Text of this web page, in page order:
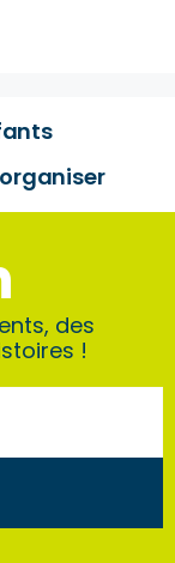
des
!